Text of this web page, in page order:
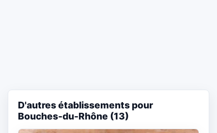
D'autres établissements pour
Bouches-du-Rhône (13)